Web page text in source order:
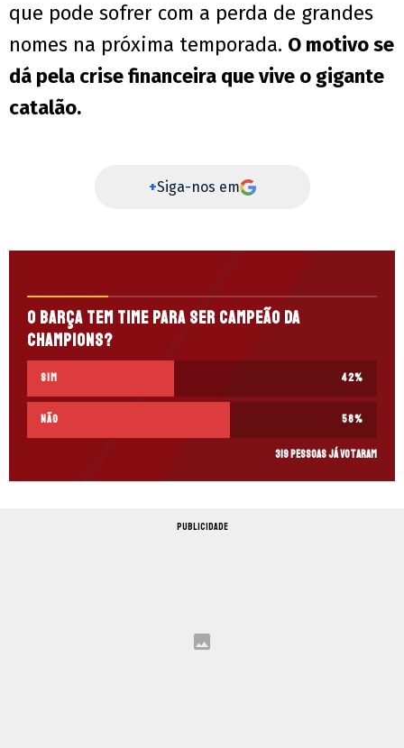
que pode sofrer com a perda de grandes
nomes na próxima temporada. O motivo se
dá pela crise financeira que vive o gigante
catalão.
+Siga-nos em
O Barça tem time para ser campeão da
Champions?
Sim 42%
Não 58%
319 pessoas já votaram
PUBLICIDADE